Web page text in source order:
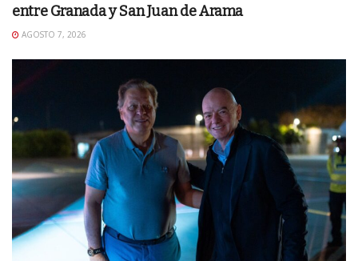
entre Granada y San Juan de Arama
AGOSTO 7, 2026